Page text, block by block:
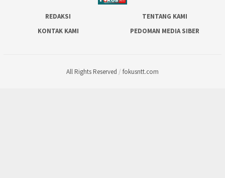
REDAKSI
TENTANG KAMI
KONTAK KAMI
PEDOMAN MEDIA SIBER
All Rights Reserved / fokusntt.com